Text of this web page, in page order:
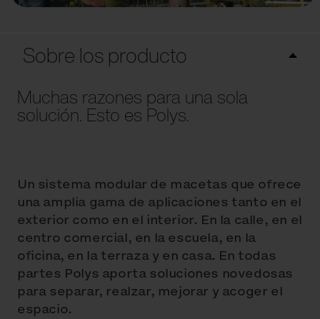
Sobre los producto
Muchas razones para una sola
solución. Esto es Polys.
Un sistema modular de macetas que ofrece
una amplia gama de aplicaciones tanto en el
exterior como en el interior. En la calle, en el
centro comercial, en la escuela, en la
oficina, en la terraza y en casa. En todas
partes Polys aporta soluciones novedosas
para separar, realzar, mejorar y acoger el
espacio.